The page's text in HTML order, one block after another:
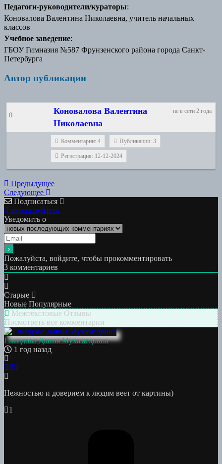
Педагоги-руководители/кураторы:
Коновалова Валентина Николаевна, учитель начальных
классов
Учебное заведение:
ГБОУ Гимназия №587 Фрунзенского района города Санкт-
Петербурга
Автор публикации
не в сети 2 года
Коновалова Валентина
Николаевна
0
Комментарии: 4 Публикации: 3
Регистрация: 12-12-2024
Навигация
по
записям
ПредыдущееПредыдущая
Следующее
работа:
Подписаться
авторизуйтесь
Уведомить о
Пожалуйста, войдите, чтобы прокомментировать
3 комментариев
Старые
Новые Популярные
Межтекстовые Отзывы
Посмотреть все комментарии
Гамидова Дания Мухамедовна
1 год назад
Нежностью и доверием к людям веет от картины)
1